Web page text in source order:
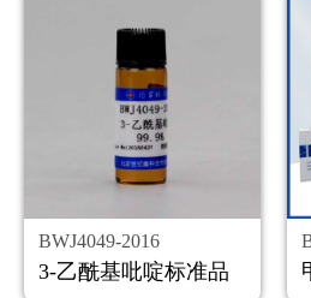
BWJ4049-2016
3-乙酰基吡啶标准品